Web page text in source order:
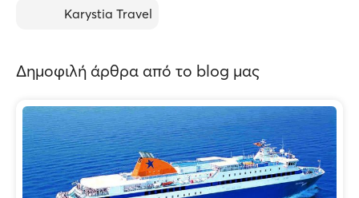
Karystia Travel
Δημοφιλή άρθρα από το blog μας